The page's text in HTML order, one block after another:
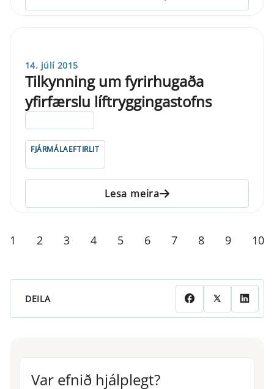
14. júlí 2015
Tilkynning um fyrirhugaða
yfirfærslu líftryggingastofns
FJÁRMÁLAEFTIRLIT
Lesa meira
1 2 3 4 5 6 7 8 9 10
DEILA
Var efnið hjálplegt?
Var efnið hjálplegt?